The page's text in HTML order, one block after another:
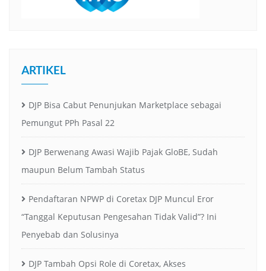
ARTIKEL
DJP Bisa Cabut Penunjukan Marketplace sebagai
Pemungut PPh Pasal 22
DJP Berwenang Awasi Wajib Pajak GloBE, Sudah
maupun Belum Tambah Status
Pendaftaran NPWP di Coretax DJP Muncul Eror
“Tanggal Keputusan Pengesahan Tidak Valid”? Ini
Penyebab dan Solusinya
DJP Tambah Opsi Role di Coretax, Akses